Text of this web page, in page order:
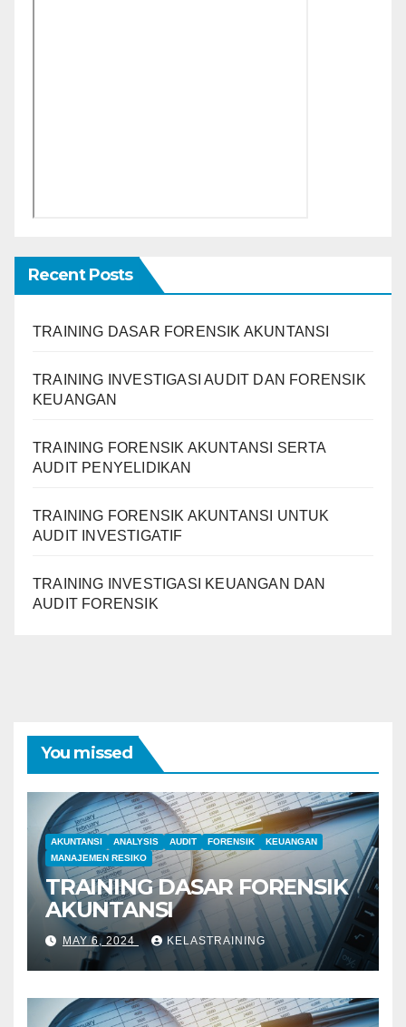
Recent Posts
TRAINING DASAR FORENSIK AKUNTANSI
TRAINING INVESTIGASI AUDIT DAN FORENSIK
KEUANGAN
TRAINING FORENSIK AKUNTANSI SERTA
AUDIT PENYELIDIKAN
TRAINING FORENSIK AKUNTANSI UNTUK
AUDIT INVESTIGATIF
TRAINING INVESTIGASI KEUANGAN DAN
AUDIT FORENSIK
You missed
AKUNTANSI ANALYSIS AUDIT FORENSIK
KEUANGAN
MANAJEMEN RESIKO
TRAINING DASAR FORENSIK
AKUNTANSI
MAY 6, 2024 KELASTRAINING